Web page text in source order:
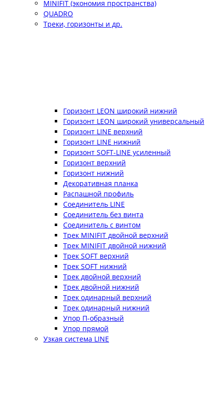
MINIFIT (экономия пространства)
QUADRO
Треки, горизонты и др.
Горизонт LEON широкий нижний
Горизонт LEON широкий универсальный
Горизонт LINE верхний
Горизонт LINE нижний
Горизонт SOFT-LINE усиленный
Горизонт верхний
Горизонт нижний
Декоративная планка
Распашной профиль
Соединитель LINE
Соединитель без винта
Соединитель с винтом
Трек MINIFIT двойной верхний
Трек MINIFIT двойной нижний
Трек SOFT верхний
Трек SOFT нижний
Трек двойной верхний
Трек двойной нижний
Трек одинарный верхний
Трек одинарный нижний
Упор П-образный
Упор прямой
Узкая система LINE